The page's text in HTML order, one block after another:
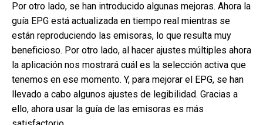
Por otro lado, se han introducido algunas mejoras. Ahora la
guía EPG está actualizada en tiempo real mientras se
están reproduciendo las emisoras, lo que resulta muy
beneficioso. Por otro lado, al hacer ajustes múltiples ahora
la aplicación nos mostrará cuál es la selección activa que
tenemos en ese momento. Y, para mejorar el EPG, se han
llevado a cabo algunos ajustes de legibilidad. Gracias a
ello, ahora usar la guía de las emisoras es más